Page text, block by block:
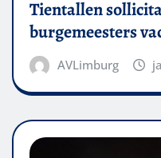
Tientallen
burgemeesters
AVLimburg